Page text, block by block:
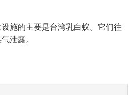
的主要是台湾乳白蚁。它们往
泄露。